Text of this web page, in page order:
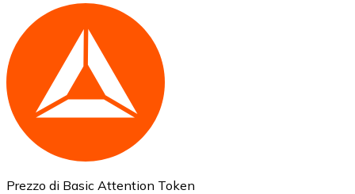
Ethereum
ETH
Prezzo di Basic Attention Token